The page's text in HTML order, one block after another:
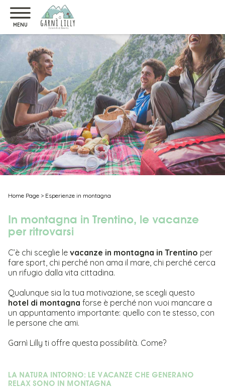
MENU
Home Page > Esperienze in montagna
In montagna in Trentino, le vacanze
per ritrovarsi
C’è chi sceglie le vacanze in montagna in Trentino per
fare sport, chi perché non ama il mare, chi perché cerca
un rifugio dalla vita cittadina.
Qualunque sia la tua motivazione, se scegli questo
hotel di montagna forse è perché non vuoi mancare a
un appuntamento importante: quello con te stesso, con
le persone che ami.
Garnì Lilly ti offre questa possibilità. Come?
LA NATURA INTORNO: LE VACANZE CHE GENERANO
RELAX SONO IN MONTAGNA